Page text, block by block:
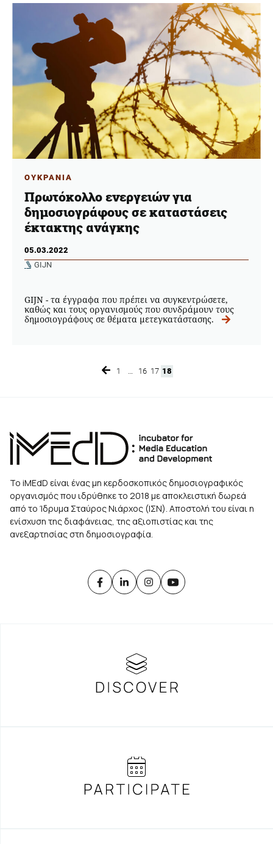
ΟΥΚΡΑΝΙΑ
Πρωτόκολλο ενεργειών για
δημοσιογράφους σε καταστάσεις
έκτακτης ανάγκης
05.03.2022
GIJN
GIJN - τα έγγραφα που πρέπει να συγκεντρώσετε,
καθώς και τους οργανισμούς που συνδράμουν τους
δημοσιογράφους σε θέματα μετεγκατάστασης.
Page
1 … Page
16 Page
17 Page
18
Το iMEdD είναι ένας μη κερδοσκοπικός δημοσιογραφικός
οργανισμός που ιδρύθηκε το 2018 με αποκλειστική δωρεά
από το Ίδρυμα Σταύρος Νιάρχος (ΙΣΝ). Αποστολή του είναι η
ενίσχυση της διαφάνειας, της αξιοπιστίας και της
ανεξαρτησίας στη δημοσιογραφία.